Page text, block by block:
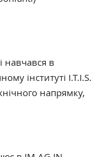
в
інституті I.T.I.S.
напрямку,